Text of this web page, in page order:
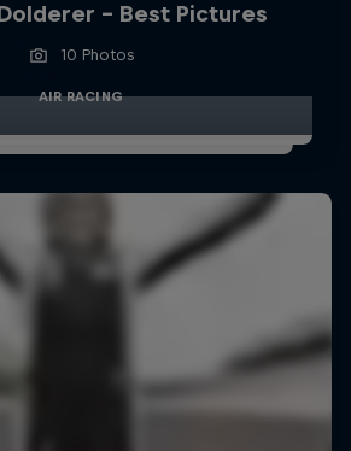
- Best Pictures
10 Photos
AIR RACING